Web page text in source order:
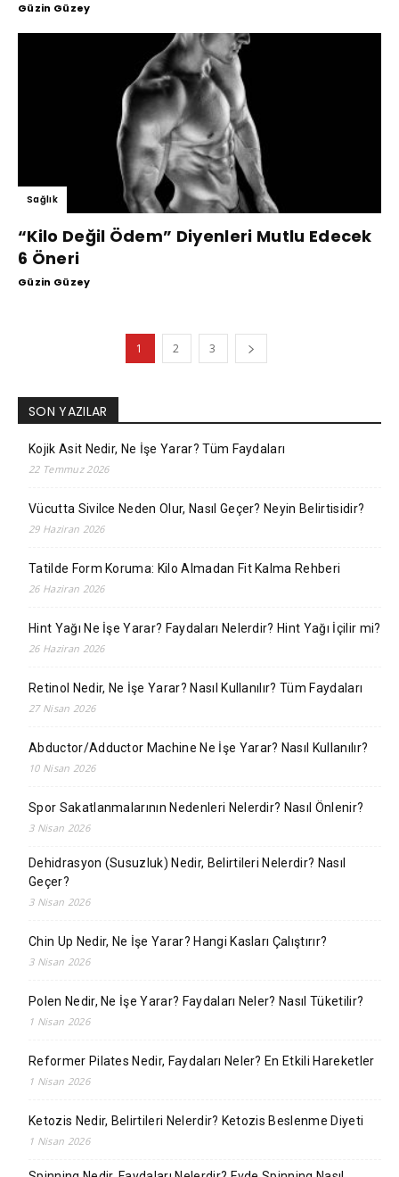
Güzin Güzey
Sağlık
“Kilo Değil Ödem” Diyenleri Mutlu Edecek
6 Öneri
Güzin Güzey
1 2 3
SON YAZILAR
Kojik Asit Nedir, Ne İşe Yarar? Tüm Faydaları
22 Temmuz 2026
Vücutta Sivilce Neden Olur, Nasıl Geçer? Neyin Belirtisidir?
29 Haziran 2026
Tatilde Form Koruma: Kilo Almadan Fit Kalma Rehberi
26 Haziran 2026
Hint Yağı Ne İşe Yarar? Faydaları Nelerdir? Hint Yağı İçilir mi?
26 Haziran 2026
Retinol Nedir, Ne İşe Yarar? Nasıl Kullanılır? Tüm Faydaları
27 Nisan 2026
Abductor/Adductor Machine Ne İşe Yarar? Nasıl Kullanılır?
10 Nisan 2026
Spor Sakatlanmalarının Nedenleri Nelerdir? Nasıl Önlenir?
3 Nisan 2026
Dehidrasyon (Susuzluk) Nedir, Belirtileri Nelerdir? Nasıl
Geçer?
3 Nisan 2026
Chin Up Nedir, Ne İşe Yarar? Hangi Kasları Çalıştırır?
3 Nisan 2026
Polen Nedir, Ne İşe Yarar? Faydaları Neler? Nasıl Tüketilir?
1 Nisan 2026
Reformer Pilates Nedir, Faydaları Neler? En Etkili Hareketler
1 Nisan 2026
Ketozis Nedir, Belirtileri Nelerdir? Ketozis Beslenme Diyeti
1 Nisan 2026